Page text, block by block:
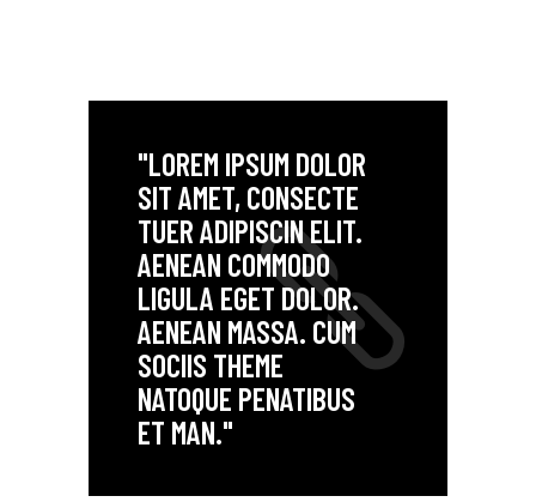
"LOREM IPSUM DOLOR
SIT AMET, CONSECTE
TUER ADIPISCIN ELIT.
AENEAN COMMODO
LIGULA EGET DOLOR.
AENEAN MASSA. CUM
SOCIIS THEME
NATOQUE PENATIBUS
ET MAN."